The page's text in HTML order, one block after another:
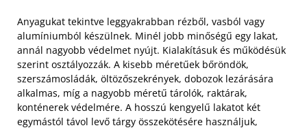
Anyagukat tekintve leggyakrabban rézből, vasból vagy
alumíniumból készülnek. Minél jobb minőségű egy lakat,
annál nagyobb védelmet nyújt. Kialakításuk és működésük
szerint osztályozzák. A kisebb méretűek bőröndök,
szerszámosládák, öltözőszekrények, dobozok lezárására
alkalmas, míg a nagyobb méretű tárolók, raktárak,
konténerek védelmére. A hosszú kengyelű lakatot két
egymástól távol levő tárgy összekötésére használjuk,